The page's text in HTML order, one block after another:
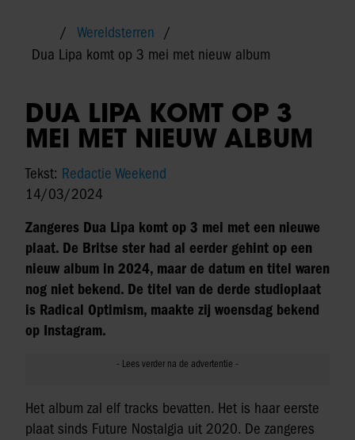
Wereldsterren
Dua Lipa komt op 3 mei met nieuw album
DUA LIPA KOMT OP 3
MEI MET NIEUW ALBUM
Tekst: Redactie Weekend
14/03/2024
Zangeres Dua Lipa komt op 3 mei met een nieuwe
plaat. De Britse ster had al eerder gehint op een
nieuw album in 2024, maar de datum en titel waren
nog niet bekend. De titel van de derde studioplaat
is Radical Optimism, maakte zij woensdag bekend
op Instagram.
Het album zal elf tracks bevatten. Het is haar eerste
plaat sinds Future Nostalgia uit 2020. De zangeres